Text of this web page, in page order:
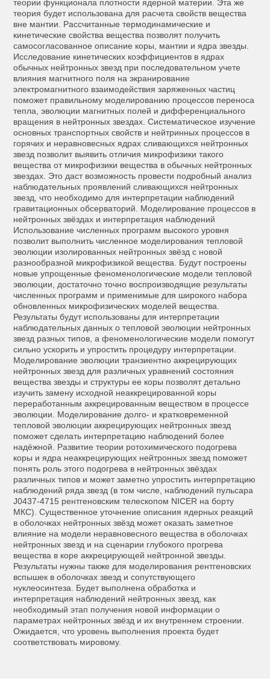
теории функционала плотности ядерной материи. Эта же
теория будет использована для расчета свойств вещества
вне мантии. Рассчитанные термодинамические и
кинетические свойства вещества позволят получить
самосогласованное описание коры, мантии и ядра звезды.
Исследование кинетических коэффициентов в ядрах
обычных нейтронных звезд при последовательном учете
влияния магнитного поля на экранирование
электромагнитного взаимодействия заряженных частиц
поможет правильному моделированию процессов переноса
тепла, эволюции магнитных полей и дифференциального
вращения в нейтронных звездах. Систематическое изучение
основных транспортных свойств и нейтринных процессов в
горячих и неравновесных ядрах сливающихся нейтронных
звезд позволит выявить отличия микрофизики такого
вещества от микрофизики вещества в обычных нейтронных
звездах. Это даст возможность провести подробный анализ
наблюдательных проявлений сливающихся нейтронных
звезд, что необходимо для интерпретации наблюдений
гравитационных обсерваторий. Моделирование процессов в
нейтронных звёздах и интерпретация наблюдений
Использование численных программ высокого уровня
позволит выполнить численное моделирования тепловой
эволюции изолированных нейтронных звёзд с новой
разнообразной микрофизикой вещества. Будут построены
новые упрощенные феноменологические модели тепловой
эволюции, достаточно точно воспроизводящие результаты
численных программ и применимые для широкого набора
обновленных микрофизических моделей вещества.
Результаты будут использованы для интерпретации
наблюдательных данных о тепловой эволюции нейтронных
звезд разных типов, а феноменологические модели помогут
сильно ускорить и упростить процедуру интерпретации.
Моделирование эволюции транзиентно аккрецирующих
нейтронных звезд для различных уравнений состояния
вещества звезды и структуры ее коры позволят детально
изучить замену исходной неаккрецированной коры
переработанным аккрецированным веществом в процессе
эволюции. Моделирование долго- и кратковременной
тепловой эволюции аккрецирующих нейтронных звезд
поможет сделать интерпретацию наблюдений более
надёжной. Развитие теории ротохимического подогрева
коры и ядра неаккрецирующих нейтронных звезд поможет
понять роль этого подогрева в нейтронных звёздах
различных типов и может заметно упростить интерпретацию
наблюдений ряда звезд (в том числе, наблюдений пульсара
J0437-4715 рентгеновским телескопом NICER на борту
МКС). Существенное уточнение описания ядерных реакций
в оболочках нейтронных звёзд может оказать заметное
влияние на модели неравновесного вещества в оболочках
нейтронных звезд и на сценарии глубокого прогрева
вещества в коре аккрецирующей нейтронной звезды.
Результаты нужны также для моделирования рентгеновских
вспышек в оболочках звезд и сопутствующего
нуклеосинтеза. Будет выполнена обработка и
интерпретация наблюдений нейтронных звезд, как
необходимый этап получения новой информации о
параметрах нейтронных звёзд и их внутреннем строении.
Ожидается, что уровень выполнения проекта будет
соответствовать мировому.